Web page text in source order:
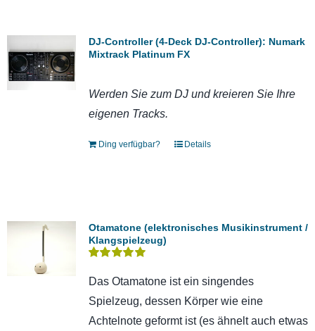
DJ-Controller (4-Deck DJ-Controller): Numark
Mixtrack Platinum FX
Werden Sie zum DJ und kreieren Sie Ihre
eigenen Tracks.
Ding verfügbar? Details
Otamatone (elektronisches Musikinstrument /
Klangspielzeug)
mit5.00von 5
Das Otamatone ist ein singendes
Spielzeug, dessen Körper wie eine
Achtelnote geformt ist (es ähnelt auch etwas